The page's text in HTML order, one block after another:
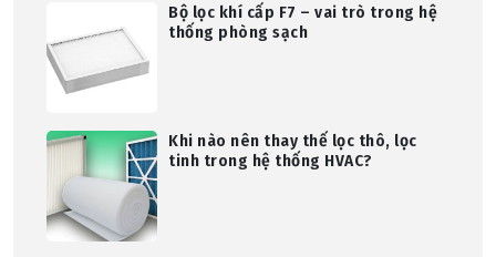
Bộ lọc khí cấp F7 – vai trò trong hệ
thống phòng sạch
Khi nào nên thay thế lọc thô, lọc
tinh trong hệ thống HVAC?